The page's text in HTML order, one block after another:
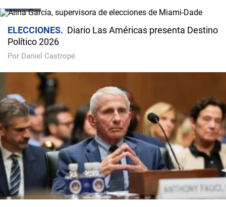
ELECCIONES
Diario Las Américas presenta Destino
Político 2026
Por Daniel Castropé